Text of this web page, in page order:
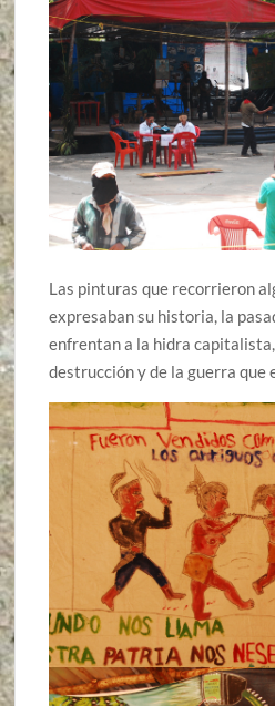
Las pinturas que recorrieron
expresaban su historia, la
enfrentan a la hidra
destrucción y de la guerra que